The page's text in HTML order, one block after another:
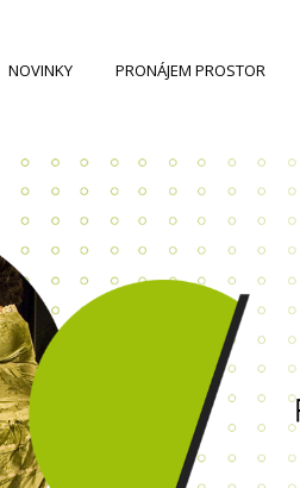
NOVINKY PRONÁJEM PROSTOR